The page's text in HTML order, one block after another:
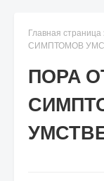
Главная страница
СИМПТОМОВ
ПОРА